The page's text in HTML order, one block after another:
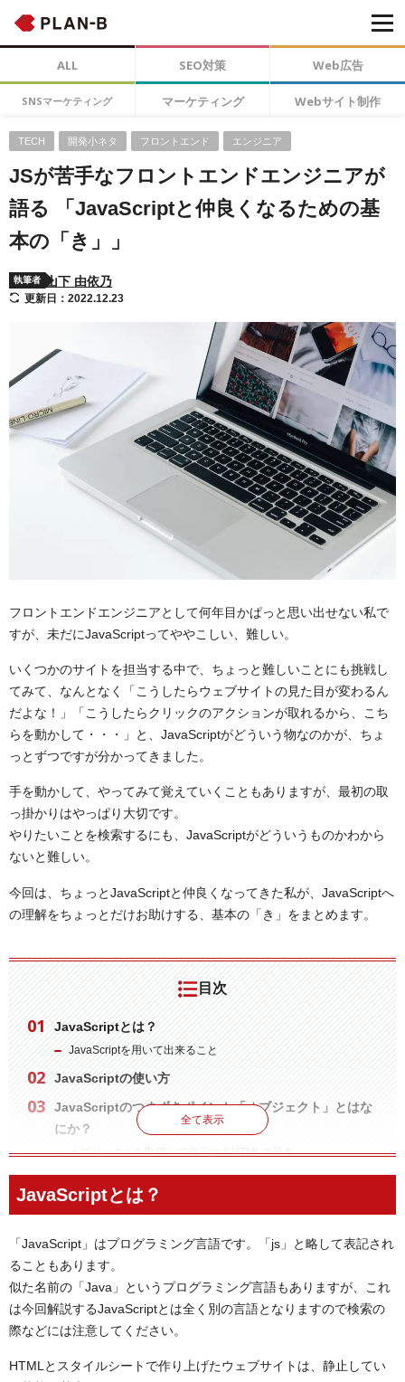
ALL SEO対策 Web広告
SNSマーケティング マーケティング Webサイト制作
TECH 開発小ネタ フロントエンド エンジニア
JSが苦手なフロントエンドエンジニアが
語る 「JavaScriptと仲良くなるための基
本の「き」」
執筆者 山下 由依乃
更新日：2022.12.23
フロントエンドエンジニアとして何年目かぱっと思い出せない私で
すが、未だにJavaScriptってややこしい、難しい。
いくつかのサイトを担当する中で、ちょっと難しいことにも挑戦し
てみて、なんとなく「こうしたらウェブサイトの見た目が変わるん
だよな！」「こうしたらクリックのアクションが取れるから、こち
らを動かして・・・」と、JavaScriptがどういう物なのかが、ちょ
っとずつですが分かってきました。
手を動かして、やってみて覚えていくこともありますが、最初の取
っ掛かりはやっぱり大切です。
やりたいことを検索するにも、JavaScriptがどういうものかわから
ないと難しい。
今回は、ちょっとJavaScriptと仲良くなってきた私が、JavaScriptへ
の理解をちょっとだけお助けする、基本の「き」をまとめます。
目次
JavaScriptとは？
JavaScriptを用いて出来ること
JavaScriptの使い方
JavaScriptのつまずきポイント「オブジェクト」とはな
にか？
オブジェクトを取得して表示するHTMLの見本
DOMの構成イメージ
JavaScriptの便利なライブラリ「jQuery」とはなにか？
jQueryを使用するメリット – 記述の短縮
jQueryを使用するメリット – アニメーションの作成
「JavaScriptと仲良くなるための基本の「き」」まとめ
全て表示
JavaScriptとは？
「JavaScript」はプログラミング言語です。「js」と略して表記され
ることもあります。
似た名前の「Java」というプログラミング言語もありますが、これ
は今回解説するJavaScriptとは全く別の言語となりますので検索の
際などには注意してください。
HTMLとスタイルシートで作り上げたウェブサイトは、静止してい